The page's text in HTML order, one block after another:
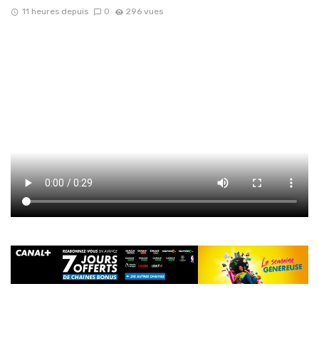
11 heures depuis 0 296 vues